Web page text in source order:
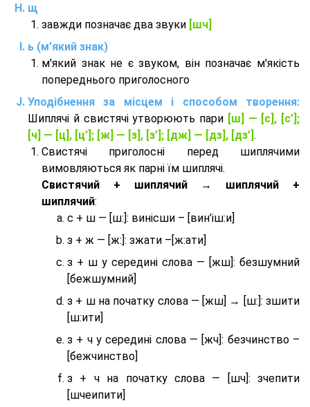
щ
завжди позначає два звуки [шч]
ь (м'який знак)
м'який знак не є звуком, він позначає м'якість
попереднього приголосного
Уподібнення за місцем і способом творення:
Шиплячі й свистячі утворюють пари [ш] — [c], [с’];
[ч] — [ц], [ц’]; [ж] — [з], [з’]; [дж] — [дз], [дз’] .
Свистячі приголосні перед шиплячими
вимовляються як парні їм шиплячі.
Cвистячий + шиплячий → шиплячий +
шиплячий:
с + ш — [ш:]: винісши – [вин’іш:и]
з + ж — [ж:]: зжати –[ж:ати]
з + ш у середині слова — [жш]: безшумний
[бежшумний]
з + ш на початку слова — [жш] → [ш:]: зшити
[ш:ити]
з + ч у середині слова — [жч]: безчинство –
[бежчинство]
з + ч на початку слова — [шч]: зчепити
[шчеипити]